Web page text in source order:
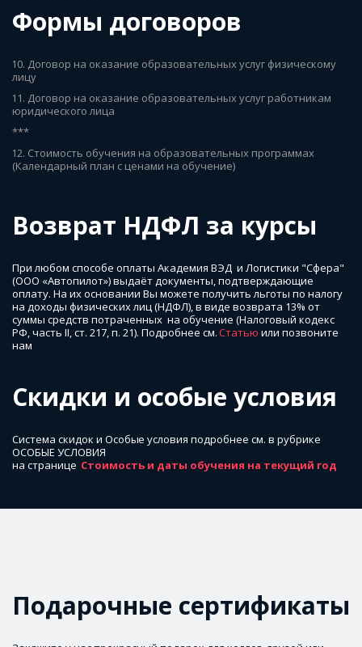
Формы договоров
10. Договор на оказание образовательных услуг физическому
лицу
11. Договор на оказание образовательных услуг работникам
юридического лица
***
12. Стоимость обучения на образовательных программах
(Календарный план с ценами на обучение)
Возврат НДФЛ за курсы
При любом способе оплаты Академия ВЭД  и Логистики "Сфера"
(ООО «Автопилот») выдаёт документы, подтверждающие
оплату. На их основании Вы можете получить льготы по налогу
на доходы физических лиц (НДФЛ), в виде возврата 13% от
суммы средств потраченных  на обучение (Налоговый кодекс
РФ, часть II, ст. 217, п. 21). Подробнее см. Статью или позвоните
нам
Скидки и особые условия
Система скидок и Особые условия подробнее см. в рубрике
ОСОБЫЕ УСЛОВИЯ
на странице Стоимость и даты обучения на текущий год
Подарочные сертификаты